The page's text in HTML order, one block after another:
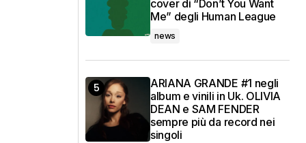
cover di “Don’t You Want
Me” degli Human League
news
ARIANA GRANDE #1 negli
album e vinili in Uk. OLIVIA
DEAN e SAM FENDER
sempre più da record nei
singoli